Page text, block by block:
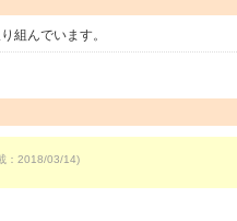
組んでいます。
：2018/03/14)